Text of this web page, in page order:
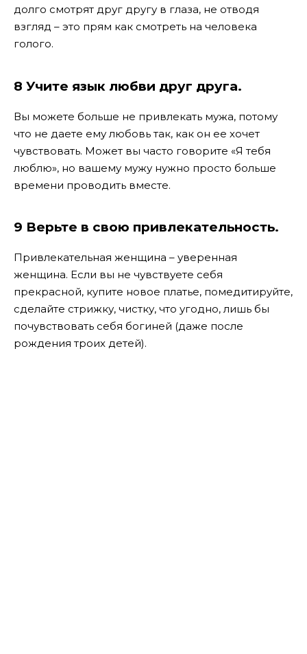
долго смотрят друг другу в глаза, не отводя
взгляд – это прям как смотреть на человека
голого.
8 Учите язык любви друг друга.
Вы можете больше не привлекать мужа, потому
что не даете ему любовь так, как он ее хочет
чувствовать. Может вы часто говорите «Я тебя
люблю», но вашему мужу нужно просто больше
времени проводить вместе.
9 Верьте в свою привлекательность.
Привлекательная женщина – уверенная
женщина. Если вы не чувствуете себя
прекрасной, купите новое платье, помедитируйте,
сделайте стрижку, чистку, что угодно, лишь бы
почувствовать себя богиней (даже после
рождения троих детей).